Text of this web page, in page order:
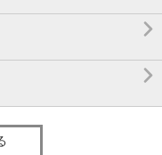

